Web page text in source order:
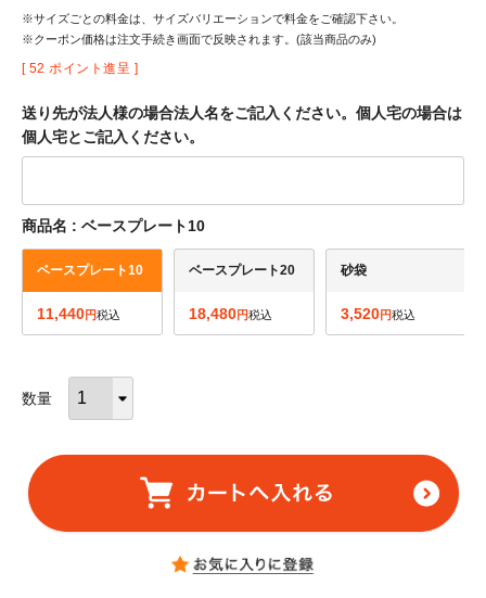
※サイズごとの料金は、サイズバリエーションで料金をご確認下さい。
※クーポン価格は注文手続き画面で反映されます。(該当商品のみ)
[ 52 ポイント進呈 ]
送り先が法人様の場合法人名をご記入ください。個人宅の場合は
個人宅とご記入ください。
商品名 ベースプレート10
ベースプレート10
11,440 税込
ベースプレート20
18,480 税込
砂袋
3,520 税込